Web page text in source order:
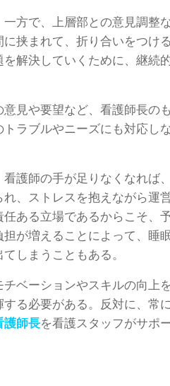
方で、上層部との意見調整
挟まれて、折り合いをつけ
解決していくために、継続
見や要望など、看護師長の
ラブルやニーズにも対応し
護師の手が足りなくなれば
、ストレスを抱えながら運
ある立場であるからこそ、
が増えることによって、睡
しまうこともある。
ベーションやスキルの向上
る必要がある。反対に、常
護師長を看護スタッフがサポ